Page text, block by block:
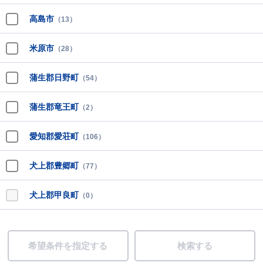
高島市 （13）
米原市 （28）
蒲生郡日野町 （54）
蒲生郡竜王町 （2）
愛知郡愛荘町 （106）
犬上郡豊郷町 （77）
犬上郡甲良町 （0）
希望条件を指定する 検索する